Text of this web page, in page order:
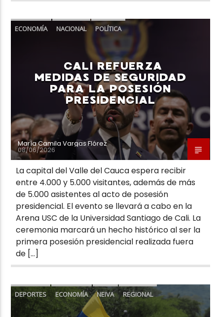
ECONOMÍA NACIONAL POLÍTICA
CALI REFUERZA
MEDIDAS DE SEGURIDAD
PARA LA POSESIÓN
PRESIDENCIAL
María Camila Vargas Flórez
08/06/2026
La capital del Valle del Cauca espera recibir
entre 4.000 y 5.000 visitantes, además de más
de 5.000 asistentes al acto de posesión
presidencial. El evento se llevará a cabo en la
Arena USC de la Universidad Santiago de Cali. La
ceremonia marcará un hecho histórico al ser la
primera posesión presidencial realizada fuera
de […]
DEPORTES ECONOMÍA NEIVA
REGIONAL
TURISMO